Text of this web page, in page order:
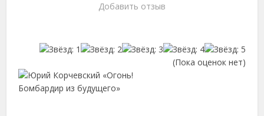
Добавить отзыв
(Пока оценок нет)